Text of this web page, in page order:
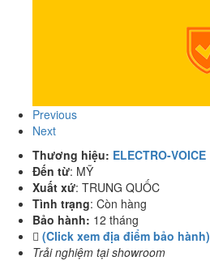
Previous
Next
Thương hiệu: ELECTRO-VOICE
Đến từ: MỸ
Xuất xứ: TRUNG QUỐC
Tình trạng: Còn hàng
Bảo hành: 12 tháng
(Click xem địa điểm bảo hành)
Trải nghiệm tại showroom